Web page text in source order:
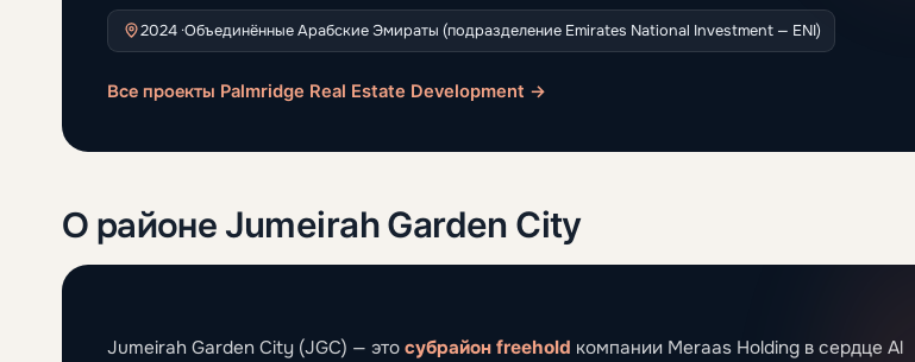
2024 ·Объединённые Арабские Эмираты (подразделение Emirates National Investment — ENI)
Все проекты Palmridge Real Estate Development →
О районе Jumeirah Garden City
Jumeirah Garden City (JGC) — это субрайон freehold компании Meraas Holding в сердце Al